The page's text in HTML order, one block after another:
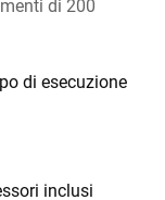
di 200
di esecuzione
inclusi